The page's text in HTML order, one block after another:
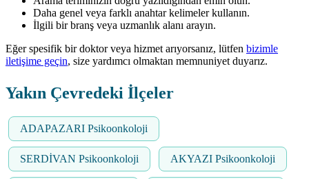
Daha genel veya farklı anahtar kelimeler kullanın.
İlgili bir branş veya uzmanlık alanı arayın.
Eğer spesifik bir doktor veya hizmet arıyorsanız, lütfen bizimle
iletişime geçin, size yardımcı olmaktan memnuniyet duyarız.
Yakın Çevredeki İlçeler
ADAPAZARI Psikoonkoloji
SERDİVAN Psikoonkoloji AKYAZI Psikoonkoloji